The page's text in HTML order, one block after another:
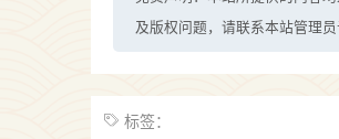
及版权问题，请联系本站管理员
标签：